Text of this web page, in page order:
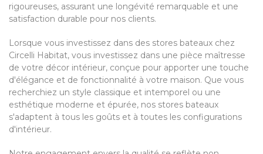
rigoureuses, assurant une longévité remarquable et une
satisfaction durable pour nos clients.
Lorsque vous investissez dans des stores bateaux chez
Circelli Habitat, vous investissez dans une pièce maîtresse
de votre décor intérieur, conçue pour apporter une touche
d'élégance et de fonctionnalité à votre maison. Que vous
recherchiez un style classique et intemporel ou une
esthétique moderne et épurée, nos stores bateaux
s'adaptent à tous les goûts et à toutes les configurations
d'intérieur.